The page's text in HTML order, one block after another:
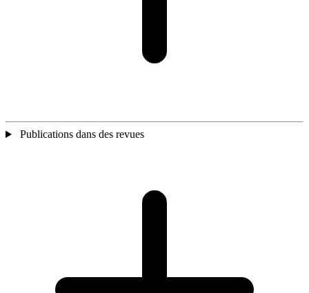
Publications dans des revues